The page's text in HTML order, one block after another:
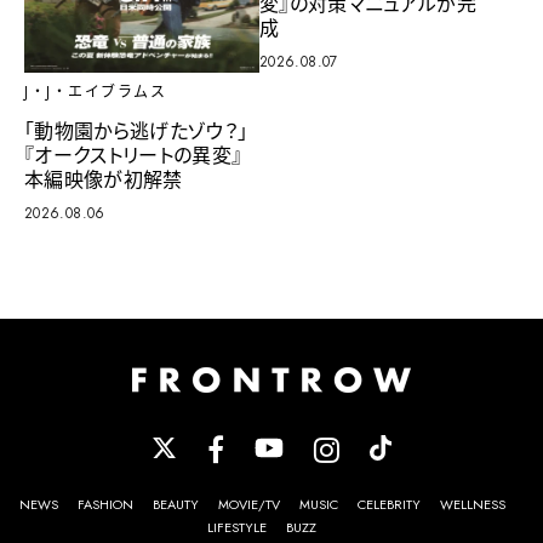
J・J・エイブラムス
「動物園から逃げたゾウ？」
『オークストリートの異変』
本編映像が初解禁
2026.08.06
成
2026.08.07
NEWS FASHION BEAUTY MOVIE/TV MUSIC CELEBRITY
WELLNESS
LIFESTYLE
BUZZ